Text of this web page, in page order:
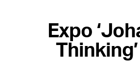
Expo